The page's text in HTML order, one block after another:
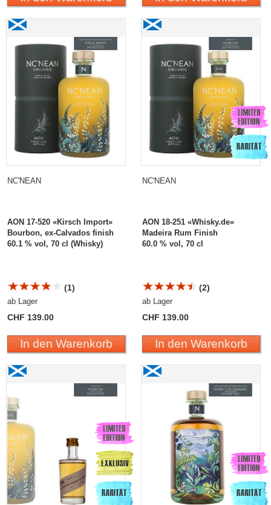
NC'NEAN
AON 17-520 «Kirsch Import»
Bourbon, ex-Calvados finish
60.1 % vol, 70 cl (Whisky)
(1)
ab Lager
CHF 139.00
In den Warenkorb
NC'NEAN
AON 18-251 «Whisky.de»
Madeira Rum Finish
60.0 % vol, 70 cl
(2)
ab Lager
CHF 139.00
In den Warenkorb